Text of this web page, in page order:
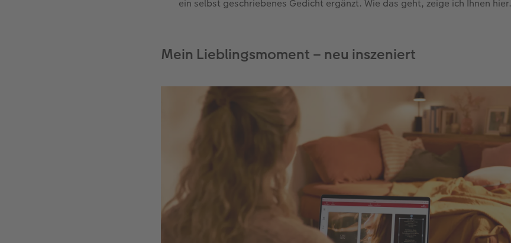
ein selbst geschriebenes Gedicht ergänzt. Wie das geht, zeige ich Ihnen hier.
Mein Lieblingsmoment – neu inszeniert